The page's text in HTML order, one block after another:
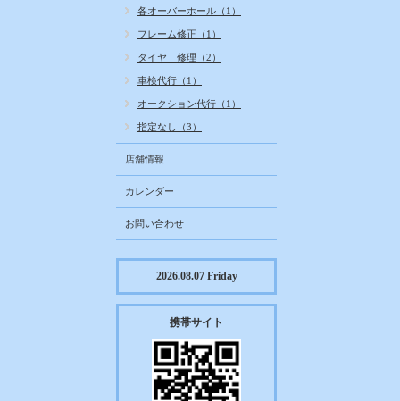
各オーバーホール（1）
フレーム修正（1）
タイヤ 修理（2）
車検代行（1）
オークション代行（1）
指定なし（3）
店舗情報
カレンダー
お問い合わせ
2026.08.07 Friday
携帯サイト